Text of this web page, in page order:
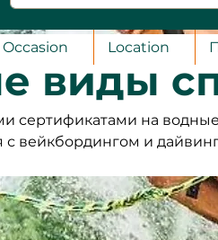
Occasion Location
виды
сертификатами на
вейкбордингом и
любителя воды.
по кристально чистым
Наши подарочные